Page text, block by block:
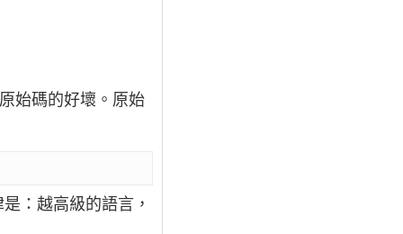
始碼的好壞。原始
：越高級的語言，